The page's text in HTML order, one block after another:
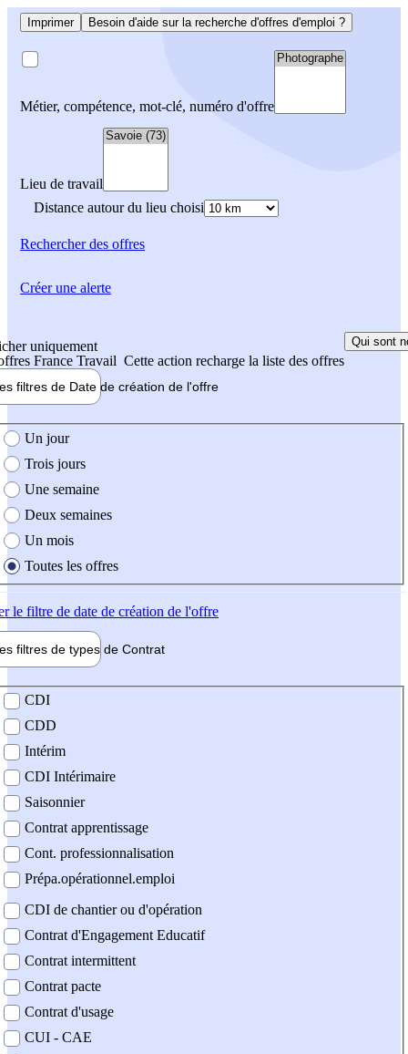
Imprimer Besoin d'aide sur la recherche d'offres d'emploi ?
Métier, compétence, mot-clé, numéro d'offre
Lieu de travail
Distance autour du lieu choisi
Rechercherdes offres
uniquement
France Travail Cette action recharge la liste des offres
Qui sont
filtres de Date de création de l'offre
création de l'offre
Un jour
Trois jours
Une semaine
Deux semaines
Un mois
Toutes les offres
le filtre de date de création de l'offre
filtres de types de Contrat
contrat
CDI
CDD
Intérim
CDI Intérimaire
Saisonnier
Contrat apprentissage
Cont. professionnalisation
Prépa.opérationnel.emploi
CDI de chantier ou d'opération
Contrat d'Engagement Educatif
Contrat intermittent
Contrat pacte
Contrat d'usage
CUI - CAE
Créer une alerte